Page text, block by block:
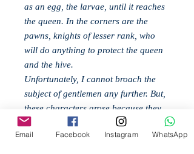
as an egg, the larvae, until it reaches
the queen. In the corners are the
pawns, knights of lesser rank, who
will do anything to protect the queen
and the hive.
Unfortunately, I cannot broach the
subject of gentlemen any further. But,
these characters arose because they
did not want to use the ability of the
bee to pollinate, but to demonstrate
Email Facebook Instagram WhatsApp